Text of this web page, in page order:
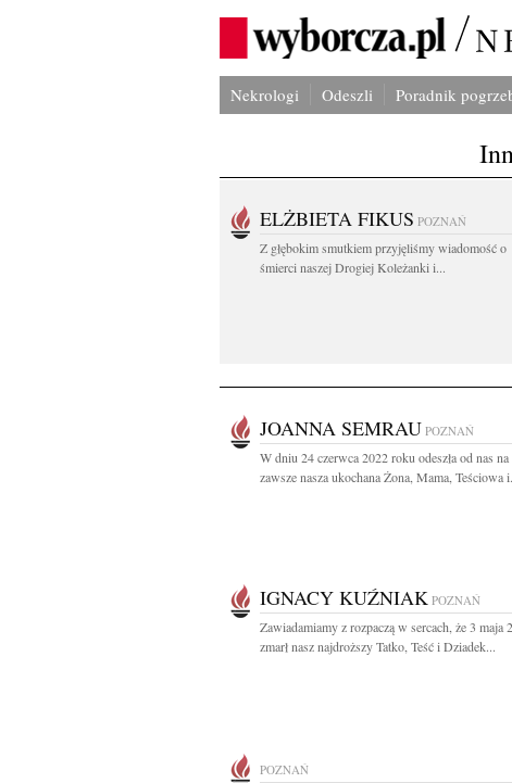
Nekrologi Odeszli Poradnik
ELŻBIETA FIKUS POZNAŃ
Z głębokim smutkiem przyjęliśmy wiadomość o
śmierci naszej Drogiej Koleżanki i...
JOANNA SEMRAU POZNAŃ
W dniu 24 czerwca 2022 roku odeszła od nas na
zawsze nasza ukochana Żona, Mama, Teściowa
IGNACY KUŹNIAK POZNAŃ
Zawiadamiamy z rozpaczą w sercach, że 3 maja
zmarł nasz najdroższy Tatko, Teść i Dziadek...
POZNAŃ